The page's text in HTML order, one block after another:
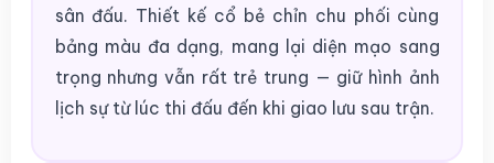
sân đấu. Thiết kế cổ bẻ chỉn chu phối cùng
bảng màu đa dạng, mang lại diện mạo sang
trọng nhưng vẫn rất trẻ trung — giữ hình ảnh
lịch sự từ lúc thi đấu đến khi giao lưu sau trận.